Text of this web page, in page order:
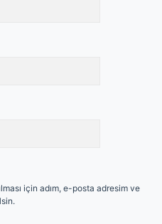
için adım, e-posta adresim ve